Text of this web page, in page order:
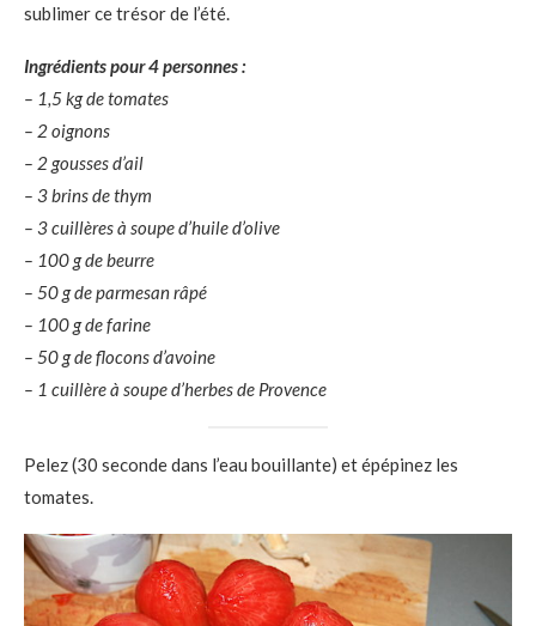
sublimer ce trésor de l’été.
Ingrédients pour 4 personnes :
– 1,5 kg de tomates
– 2 oignons
– 2 gousses d’ail
– 3 brins de thym
– 3 cuillères à soupe d’huile d’olive
– 100 g de beurre
– 50 g de parmesan râpé
– 100 g de farine
– 50 g de flocons d’avoine
– 1 cuillère à soupe d’herbes de Provence
Pelez (30 seconde dans l’eau bouillante) et épépinez les
tomates.